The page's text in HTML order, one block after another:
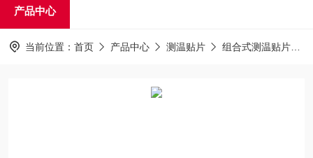
产品中心
当前位置： 首页 产品中心 测温贴片 组合式测温贴片